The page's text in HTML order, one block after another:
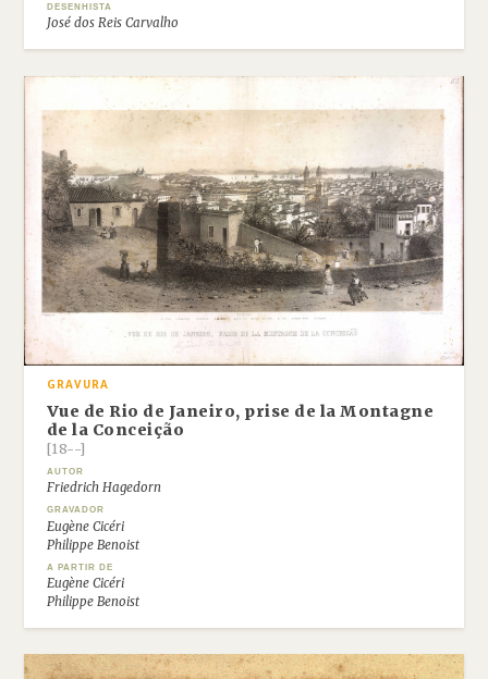
DESENHISTA
José dos Reis Carvalho
GRAVURA
Vue de Rio de Janeiro, prise de la Montagne
de la Conceição
[18--]
AUTOR
Friedrich Hagedorn
GRAVADOR
Eugène Cicéri
Philippe Benoist
A PARTIR DE
Eugène Cicéri
Philippe Benoist